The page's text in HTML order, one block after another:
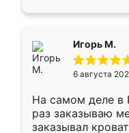
Игорь М.
6 августа
На самом деле в
раз заказываю
заказывал